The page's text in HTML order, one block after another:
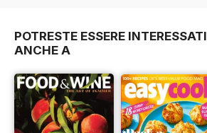
POTRESTE ESSERE INTERESSATI
ANCHE A